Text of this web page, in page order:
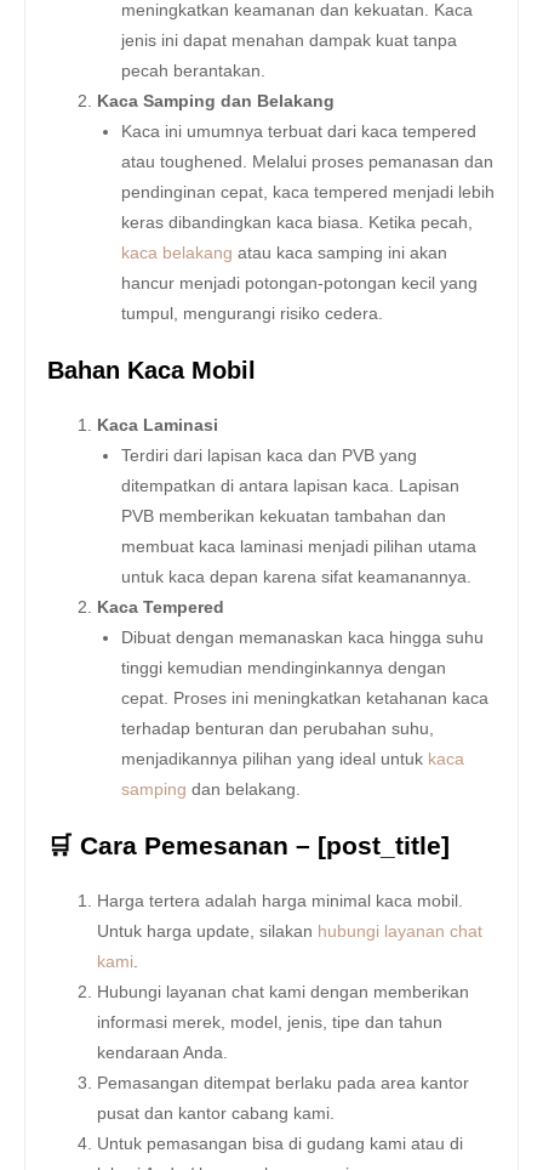
meningkatkan keamanan dan kekuatan. Kaca
jenis ini dapat menahan dampak kuat tanpa
pecah berantakan.
Kaca Samping dan Belakang
Kaca ini umumnya terbuat dari kaca tempered
atau toughened. Melalui proses pemanasan dan
pendinginan cepat, kaca tempered menjadi lebih
keras dibandingkan kaca biasa. Ketika pecah,
kaca belakang atau kaca samping ini akan
hancur menjadi potongan-potongan kecil yang
tumpul, mengurangi risiko cedera.
Bahan Kaca Mobil
Kaca Laminasi
Terdiri dari lapisan kaca dan PVB yang
ditempatkan di antara lapisan kaca. Lapisan
PVB memberikan kekuatan tambahan dan
membuat kaca laminasi menjadi pilihan utama
untuk kaca depan karena sifat keamanannya.
Kaca Tempered
Dibuat dengan memanaskan kaca hingga suhu
tinggi kemudian mendinginkannya dengan
cepat. Proses ini meningkatkan ketahanan kaca
terhadap benturan dan perubahan suhu,
menjadikannya pilihan yang ideal untuk kaca
samping dan belakang.
🛒 Cara Pemesanan – [post_title]
Harga tertera adalah harga minimal kaca mobil.
Untuk harga update, silakan hubungi layanan chat
kami
Hubungi layanan chat kami dengan memberikan
informasi merek, model, jenis, tipe dan tahun
kendaraan Anda.
Pemasangan ditempat berlaku pada area kantor
pusat dan kantor cabang kami.
Untuk pemasangan bisa di gudang kami atau di